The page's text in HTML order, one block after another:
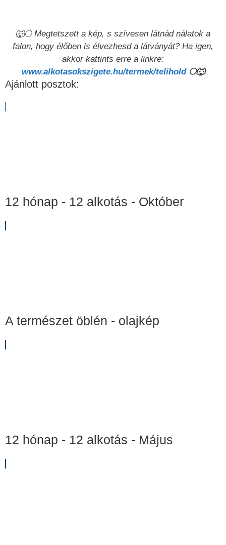
🐺🌕Megtetszett a kép, s szívesen látnád nálatok a
falon, hogy élőben is élvezhesd a látványát? Ha igen,
akkor kattints erre a linkre:
www.alkotasokszigete.hu/termek/telihold 🌕🐺
Ajánlott posztok:
12 hónap - 12 alkotás - Október
A természet öblén - olajkép
12 hónap - 12 alkotás - Május